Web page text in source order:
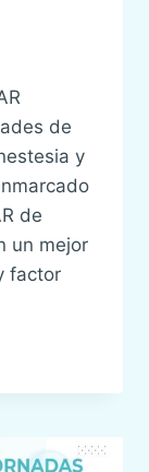
de
y
de
un mejor
factor